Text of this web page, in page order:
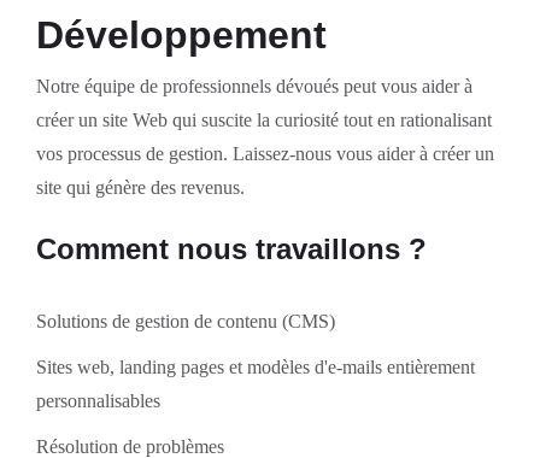
Développement
Notre équipe de professionnels dévoués peut vous aider à
créer un site Web qui suscite la curiosité tout en rationalisant
vos processus de gestion. Laissez-nous vous aider à créer un
site qui génère des revenus.
Comment nous travaillons ?
Solutions de gestion de contenu (CMS)
Sites web, landing pages et modèles d'e-mails entièrement
personnalisables
Résolution de problèmes